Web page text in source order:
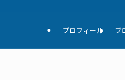
プロフィール ブ